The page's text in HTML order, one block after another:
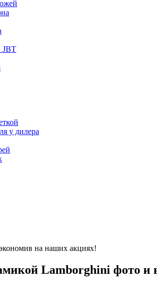
JBT
у дилера
на наших акциях!
Lamborghini фото и